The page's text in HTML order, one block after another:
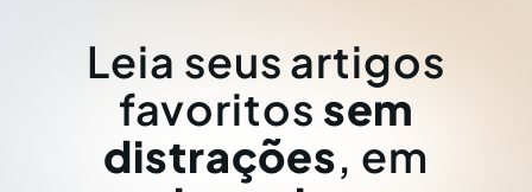
Leia seus artigos
favoritos sem
distrações, em